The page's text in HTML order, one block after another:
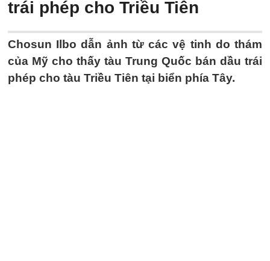
trái phép cho Triều Tiên
Chosun Ilbo dẫn ảnh từ các vệ tinh do thám
của Mỹ cho thấy tàu Trung Quốc bán dầu trái
phép cho tàu Triều Tiên tại biển phía Tây.